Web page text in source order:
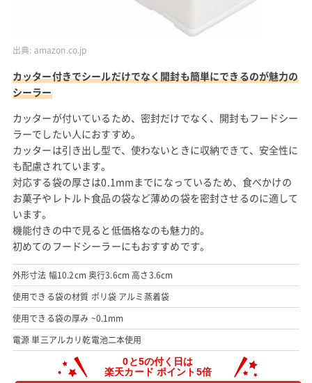
出典: amazon.co.jp
カッター付きでシールだけでなく開封も簡単にできるのが魅力の
シーラー
カッターが付いているため、密封だけでなく、開封もフードシー
ラーでしたい人におすすめ。
カッターは引き出し型で、使わないときに収納できて、安全性に
も配慮されています。
対応する袋の厚さは0.1mmまでになっているため、食べかけの
お菓子やレトルト食品の袋など薄めの袋を密封させるのに適して
います。
機能付きの中で見ると低価格なのも魅力的。
初めてのフードシーラーにもおすすめです。
外形寸法 幅10.2cm 奥行3.6cm 高さ3.6cm
使用できる袋の材質 ポリ袋 アルミ蒸着袋
使用できる袋の厚み ~0.1mm
電源 単三アルカリ乾電池二本使用